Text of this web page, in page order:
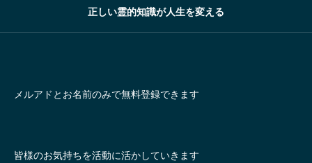
正しい霊的知識が人生を変える
メルアドとお名前のみで無料登録できます
皆様のお気持ちを活動に活かしていきます